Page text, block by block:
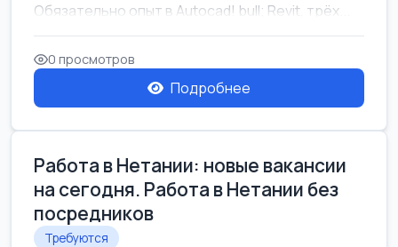
Обязательно опыт в Autocad! bull; Revit, трёх...
0 просмотров
Подробнее
Работа в Нетании: новые вакансии
на сегодня. Работа в Нетании без
посредников
Требуются